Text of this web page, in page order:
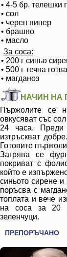
• 4-5 бр. телешки
• сол
• черен пипер
• брашно
• масло
За соса:
• 200 г синьо
• 500 г течна
• магданоз
НАЧИН НА
Пържолите се
овкусяват със
24 часа.
изтръскват
Готовите
Загрява се
покриват с
който е
синьото сирене
поръсва с
топлата и вече
на соса за 20
зеленчуци.